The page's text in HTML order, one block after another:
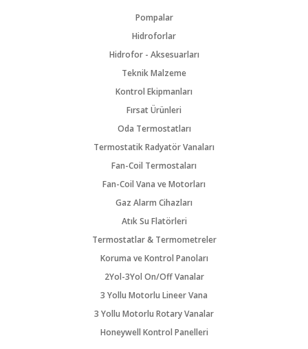
Pompalar
Hidroforlar
Hidrofor - Aksesuarları
Teknik Malzeme
Kontrol Ekipmanları
Fırsat Ürünleri
Oda Termostatları
Termostatik Radyatör Vanaları
Fan-Coil Termostaları
Fan-Coil Vana ve Motorları
Gaz Alarm Cihazları
Atık Su Flatörleri
Termostatlar & Termometreler
Koruma ve Kontrol Panoları
2Yol-3Yol On/Off Vanalar
3 Yollu Motorlu Lineer Vana
3 Yollu Motorlu Rotary Vanalar
Honeywell Kontrol Panelleri